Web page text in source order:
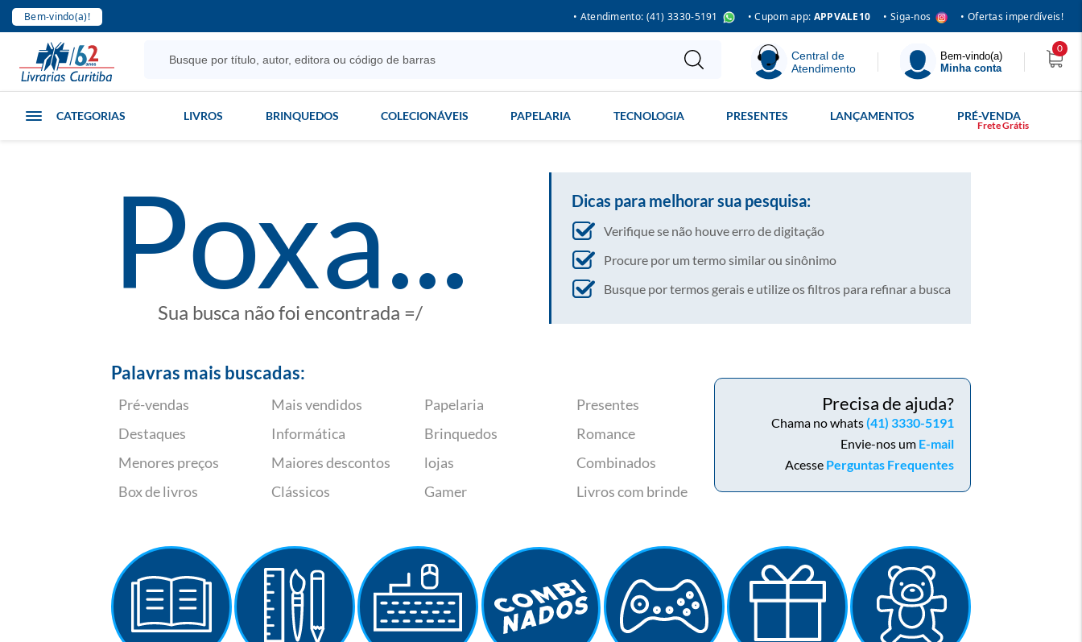
Bem-vindo(a)! • Atendimento: (41) 3330-5191 • Cupom app: APPVALE10 • Siga-nos • Ofertas imperdíveis!
Central de
Atendimento
Bem-vindo(a)
Minha conta
0
CATEGORIAS LIVROS BRINQUEDOS COLECIONÁVEIS PAPELARIA TECNOLOGIA PRESENTES LANÇAMENTOS PRÉ-VENDA
poxa...
Sua busca não foi encontrada =/
Dicas para melhorar sua pesquisa:
Verifique se não houve erro de digitação
Procure por um termo similar ou sinônimo
Busque por termos gerais e utilize os filtros para refinar a busca
Palavras mais buscadas:
Pré-vendas
Destaques
Menores preços
Box de livros
Mais vendidos
Informática
Maiores descontos
Clássicos
Papelaria
Brinquedos
lojas
Gamer
Presentes
Romance
Combinados
Livros com brinde
Precisa de ajuda?
Chama no whats(41) 3330-5191
Envie-nos um E-mail
Acesse Perguntas Frequentes